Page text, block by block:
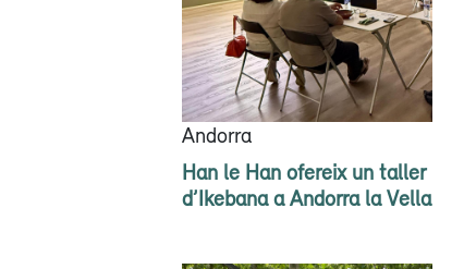
Andorra
Han le Han ofereix un taller
d’Ikebana a Andorra la Vella